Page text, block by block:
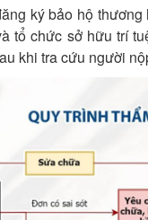
ký bảo hộ
tổ chức sở hữu trí
khi tra cứu người